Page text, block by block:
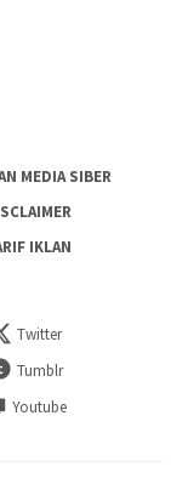
MEDIA SIBER
IKLAN
Twitter
Tumblr
Youtube